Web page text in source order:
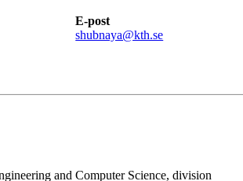
E-post
shubnaya@kth.se
and Computer Science, division